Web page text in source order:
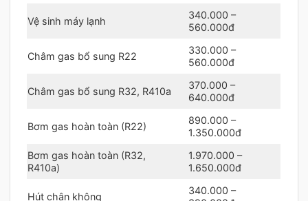
Vệ sinh máy lạnh
340.000 –
560.000đ
Châm gas bổ sung R22
330.000 –
560.000đ
Châm gas bổ sung R32, R410a
370.000 –
640.000đ
Bơm gas hoàn toàn (R22)
890.000 –
1.350.000đ
Bơm gas hoàn toàn (R32,
R410a)
1.970.000 –
1.650.000đ
Hút chân không
340.000 –